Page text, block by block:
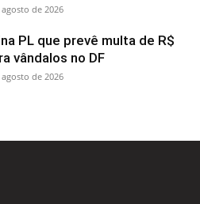
de 2026
PL que prevê multa de R$
vândalos no DF
de 2026